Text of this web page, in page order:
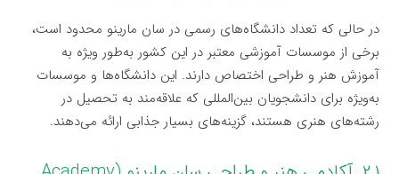
در حالی که تعداد دانشگاه‌های رسمی در سان مارینو محدود است،
برخی از موسسات آموزشی معتبر در این کشور به‌طور ویژه به
آموزش هنر و طراحی اختصاص دارند. این دانشگاه‌ها و موسسات
به‌ویژه برای دانشجویان بین‌المللی که علاقه‌مند به تحصیل در
رشته‌های هنری هستند، گزینه‌های بسیار جذابی ارائه می‌دهند.